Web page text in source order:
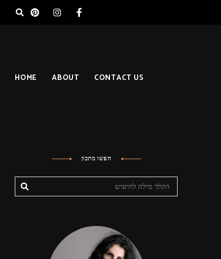
CONTACT US
ABOUT
HOME
חפשו מתכון